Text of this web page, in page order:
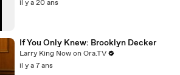
il y a 20 ans
If You Only Knew: Brooklyn Decker
Larry King Now on Ora.TV
il y a 7 ans